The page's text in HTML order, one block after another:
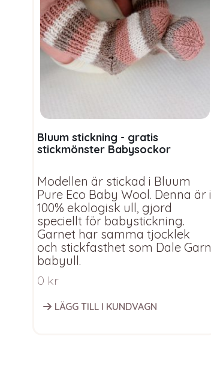
Bluum stickning - gratis
stickmönster Babysockor
Modellen är stickad i Bluum
Pure Eco Baby Wool. Denna är i
100% ekologisk ull, gjord
speciellt för babystickning.
Garnet har samma tjocklek
och stickfasthet som Dale Garn
babyull.
0 kr
LÄGG TILL I KUNDVAGN